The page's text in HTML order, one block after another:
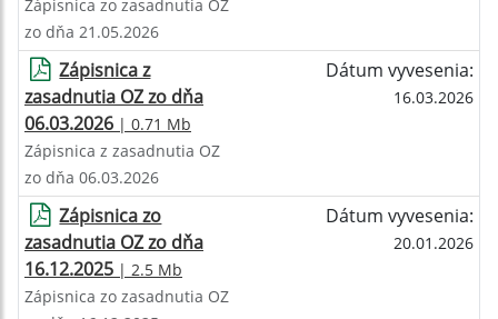
Zápisnica zo zasadnutia OZ
zo dňa 21.05.2026
Zápisnica z
zasadnutia OZ zo dňa
06.03.2026 | 0.71 Mb
Dátum vyvesenia:
16.03.2026
Zápisnica z zasadnutia OZ
zo dňa 06.03.2026
Zápisnica zo
zasadnutia OZ zo dňa
16.12.2025 | 2.5 Mb
Dátum vyvesenia:
20.01.2026
Zápisnica zo zasadnutia OZ